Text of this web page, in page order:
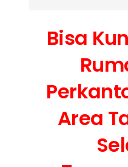
Bisa
Area